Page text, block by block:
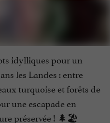
idylliques pour un
les Landes : entre
turquoise et forêts de
une escapade en
préservée ! 🌲🏖️